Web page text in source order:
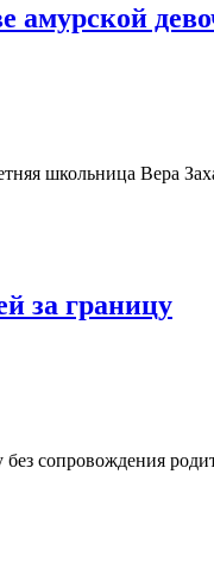
амурской
школьница Вера
за границу
сопровождения